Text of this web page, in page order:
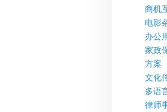
商机
电影
办公
家政
方案
文化
多语
律师